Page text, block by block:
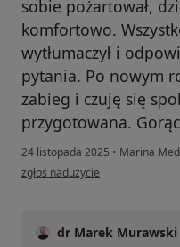
sobie pożartował,
komfortowo.
wytłumaczył i
pytania. Po nowym
zabieg i czuję się
przygotowana.
24 listopada 2025 • Marina
w opinii użytkownika Karolina
zgłoś nadużycie
dr Marek Murawski